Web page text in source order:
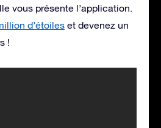
vous présente l’application.
d’étoiles et devenez un
!